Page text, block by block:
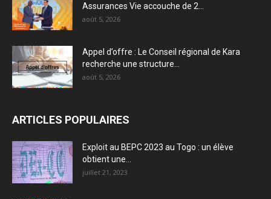
Assurances Vie accouche de 2...
août 5, 2026
Appel d’offre : Le Conseil régional de Kara
recherche une structure...
août 5, 2026
ARTICLES POPULAIRES
Exploit au BEPC 2023 au Togo : un élève
obtient une...
juillet 21, 2023